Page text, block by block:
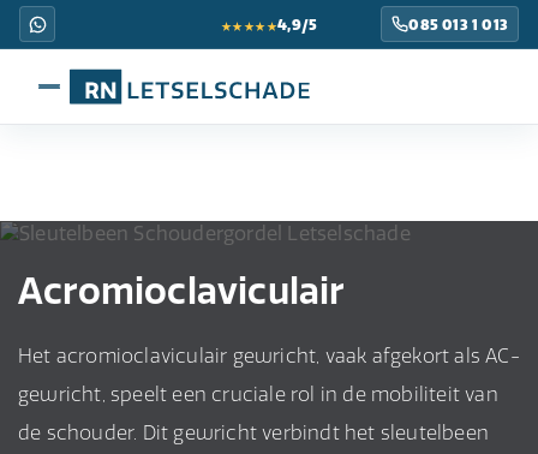
★★★★★4,9/5 085 013 1 013
Acromioclaviculair
Het acromioclaviculair gewricht, vaak afgekort als AC-
gewricht, speelt een cruciale rol in de mobiliteit van
de schouder. Dit gewricht verbindt het sleutelbeen